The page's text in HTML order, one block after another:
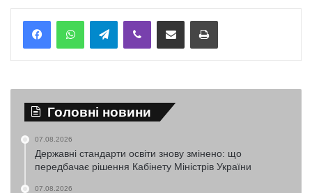
TelegramViber Надіслати електронною поштоюНадрукувати
Головні новини
07.08.2026
Державні стандарти освіти знову змінено: що
передбачає рішення Кабінету Міністрів України
07.08.2026